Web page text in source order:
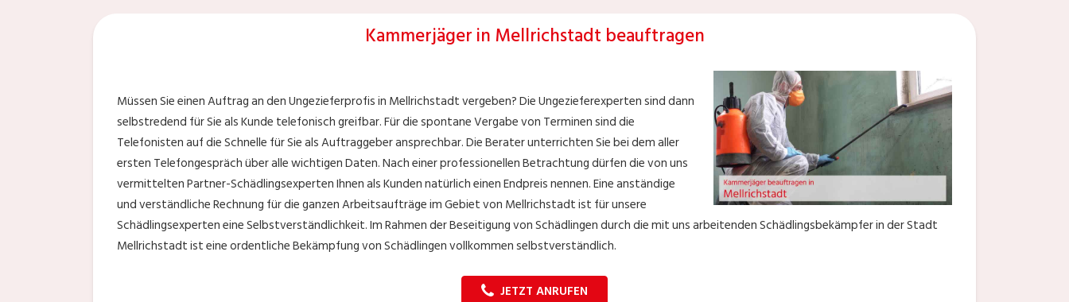
Kammerjäger in Mellrichstadt beauftragen
Müssen Sie einen Auftrag an den Ungezieferprofis in Mellrichstadt vergeben? Die Ungezieferexperten sind dann
selbstredend für Sie als Kunde telefonisch greifbar. Für die spontane Vergabe von Terminen sind die
Telefonisten auf die Schnelle für Sie als Auftraggeber ansprechbar. Die Berater unterrichten Sie bei dem aller
ersten Telefongespräch über alle wichtigen Daten. Nach einer professionellen Betrachtung dürfen die von uns
vermittelten Partner-Schädlingsexperten Ihnen als Kunden natürlich einen Endpreis nennen. Eine anständige
und verständliche Rechnung für die ganzen Arbeitsaufträge im Gebiet von Mellrichstadt ist für unsere
Schädlingsexperten eine Selbstverständlichkeit. Im Rahmen der Beseitigung von Schädlingen durch die mit uns arbeitenden Schädlingsbekämpfer in der Stadt
Mellrichstadt ist eine ordentliche Bekämpfung von Schädlingen vollkommen selbstverständlich.
JETZT ANRUFEN